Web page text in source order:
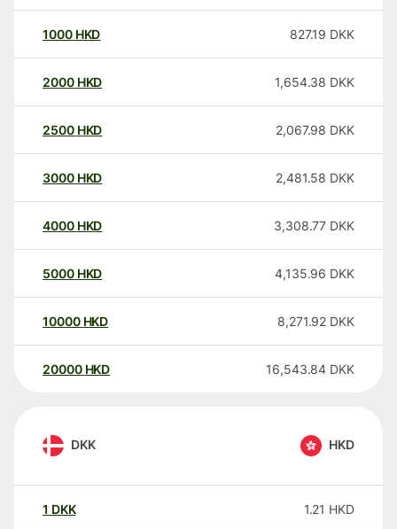
1000 HKD 827.19 DKK
2000 HKD 1,654.38 DKK
2500 HKD 2,067.98 DKK
3000 HKD 2,481.58 DKK
4000 HKD 3,308.77 DKK
5000 HKD 4,135.96 DKK
10000 HKD 8,271.92 DKK
20000 HKD 16,543.84 DKK
DKK HKD
1 DKK 1.21 HKD